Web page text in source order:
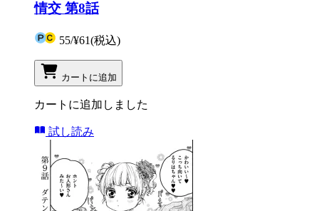
情交 第8話
55/¥61(税込)
カートに追加
カートに追加しました
試し読み